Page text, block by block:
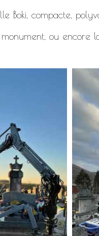
compacte,
ou encore